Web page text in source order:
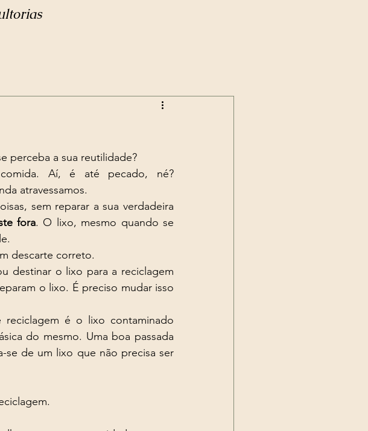
perceba a sua reutilidade?
Aí, é até pecado, né?
atravessamos.
sem reparar a sua verdadeira
fora. O lixo, mesmo quando se
descarte correto.
destinar o lixo para a reciclagem
o lixo. É preciso mudar isso
é o lixo contaminado
do mesmo. Uma boa passada
se de um lixo que não precisa ser